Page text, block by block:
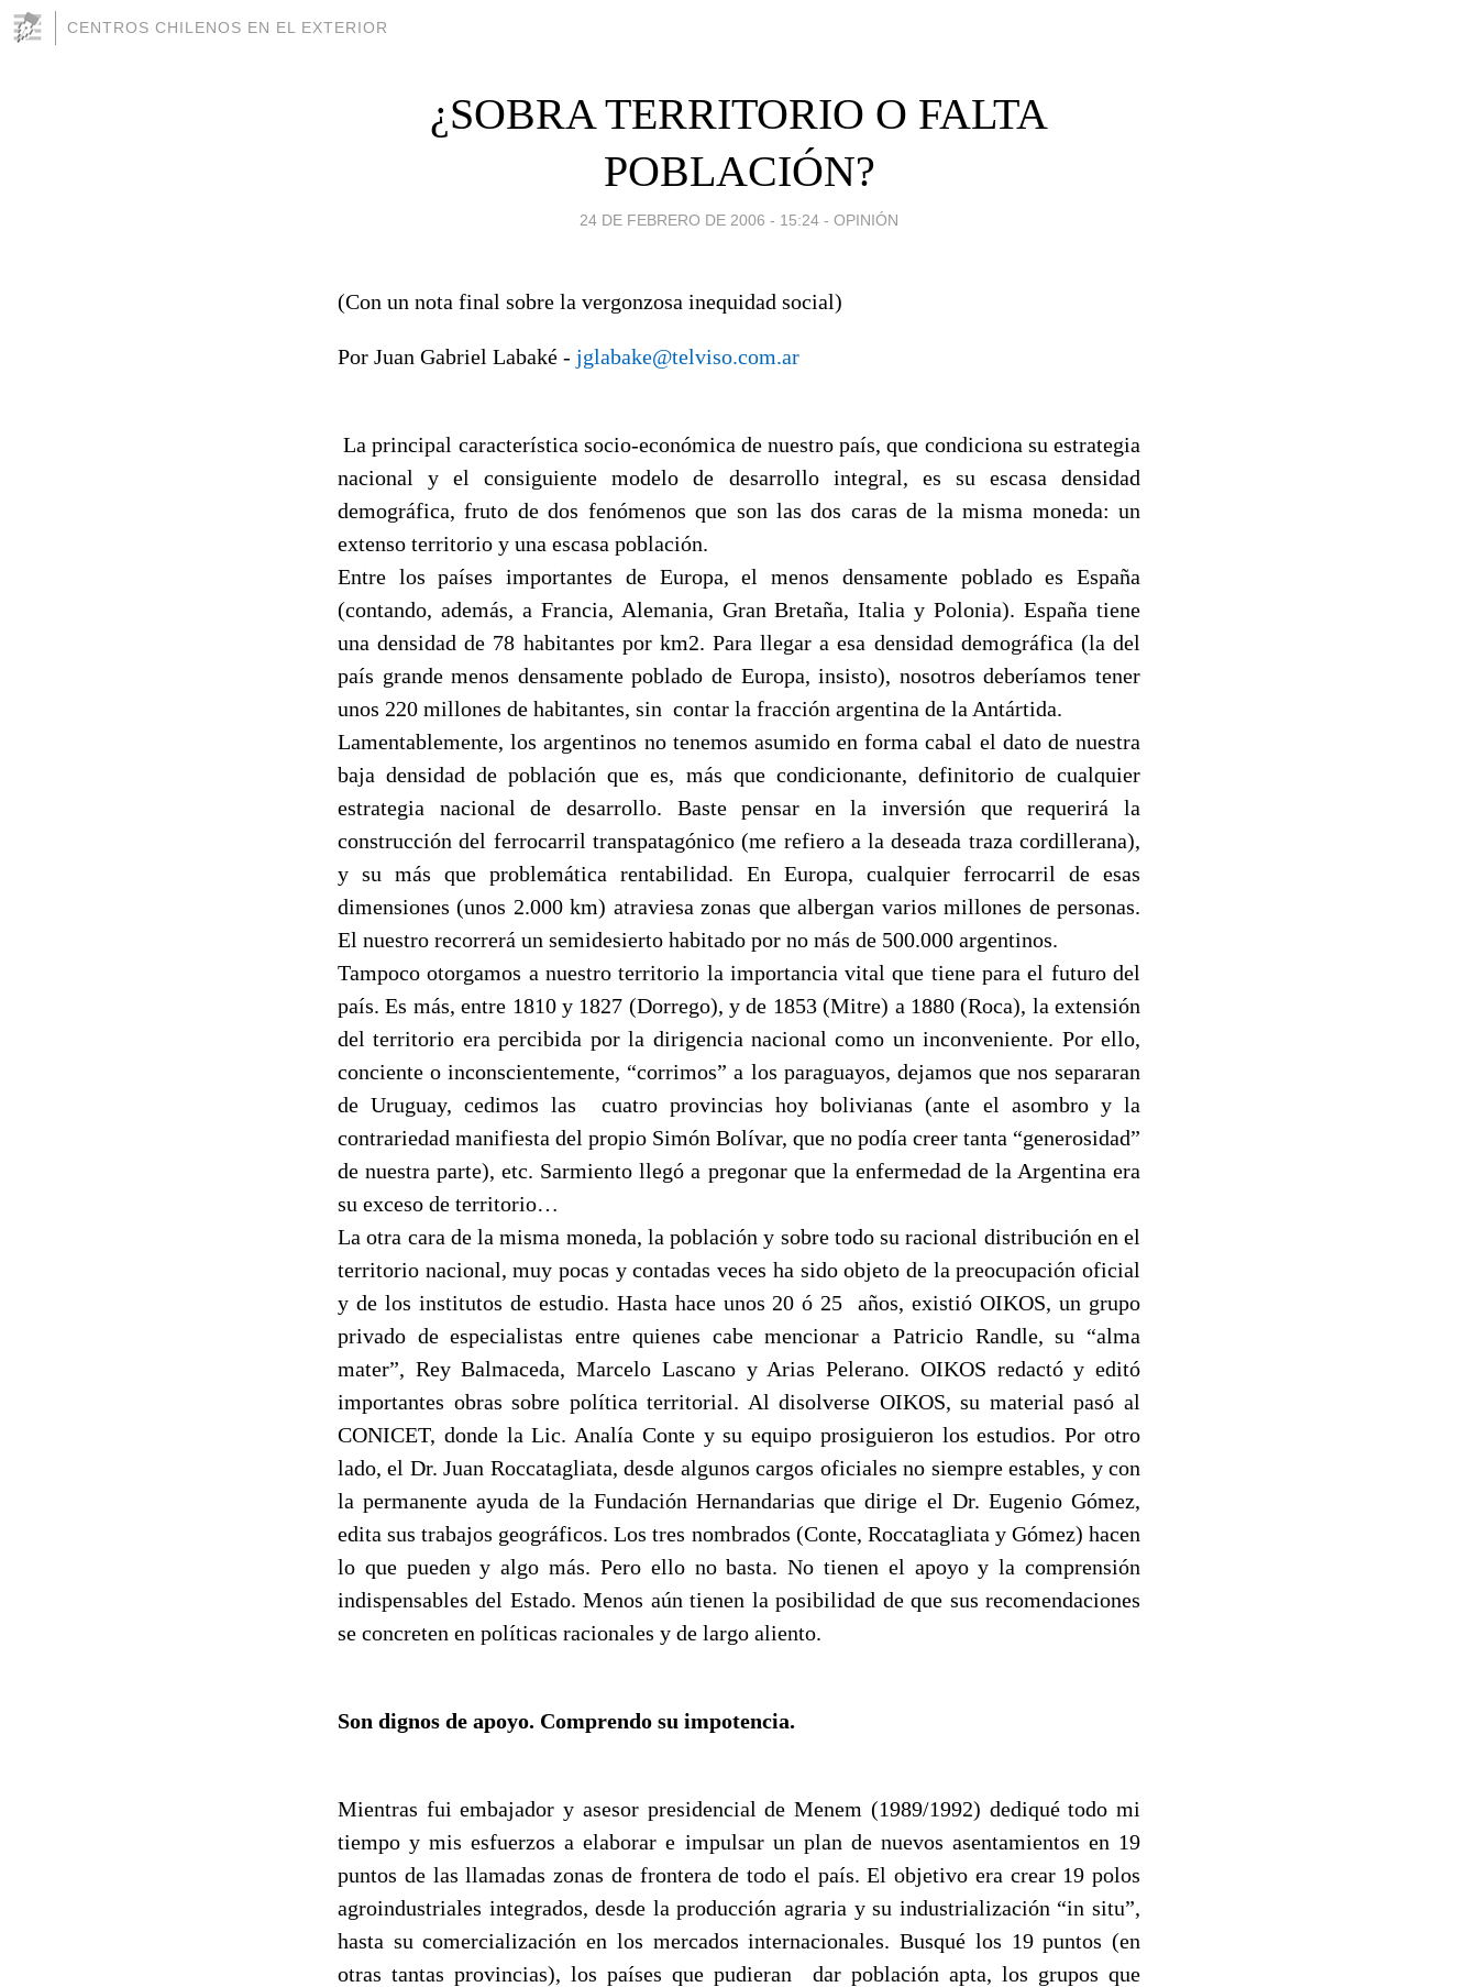
CENTROS CHILENOS EN EL EXTERIOR
¿SOBRA TERRITORIO O FALTA
POBLACIÓN?
24 DE FEBRERO DE 2006 - 15:24 - OPINIÓN
(Con un nota final sobre la vergonzosa inequidad social)
Por Juan Gabriel Labaké - jglabake@telviso.com.ar
La principal característica socio-económica de nuestro país, que condiciona su estrategia
nacional y el consiguiente modelo de desarrollo integral, es su escasa densidad
demográfica, fruto de dos fenómenos que son las dos caras de la misma moneda: un
extenso territorio y una escasa población.
Entre los países importantes de Europa, el menos densamente poblado es España
(contando, además, a Francia, Alemania, Gran Bretaña, Italia y Polonia). España tiene
una densidad de 78 habitantes por km2. Para llegar a esa densidad demográfica (la del
país grande menos densamente poblado de Europa, insisto), nosotros deberíamos tener
unos 220 millones de habitantes, sin contar la fracción argentina de la Antártida.
Lamentablemente, los argentinos no tenemos asumido en forma cabal el dato de nuestra
baja densidad de población que es, más que condicionante, definitorio de cualquier
estrategia nacional de desarrollo. Baste pensar en la inversión que requerirá la
construcción del ferrocarril transpatagónico (me refiero a la deseada traza cordillerana),
y su más que problemática rentabilidad. En Europa, cualquier ferrocarril de esas
dimensiones (unos 2.000 km) atraviesa zonas que albergan varios millones de personas.
El nuestro recorrerá un semidesierto habitado por no más de 500.000 argentinos.
Tampoco otorgamos a nuestro territorio la importancia vital que tiene para el futuro del
país. Es más, entre 1810 y 1827 (Dorrego), y de 1853 (Mitre) a 1880 (Roca), la extensión
del territorio era percibida por la dirigencia nacional como un inconveniente. Por ello,
conciente o inconscientemente, “corrimos” a los paraguayos, dejamos que nos separaran
de Uruguay, cedimos las
cuatro provincias hoy bolivianas (ante el asombro y la
contrariedad manifiesta del propio Simón Bolívar, que no podía creer tanta “generosidad”
de nuestra parte), etc. Sarmiento llegó a pregonar que la enfermedad de la Argentina era
su exceso de territorio…
La otra cara de la misma moneda, la población y sobre todo su racional distribución en el
territorio nacional, muy pocas y contadas veces ha sido objeto de la preocupación oficial
y de los institutos de estudio. Hasta hace unos 20 ó 25
años, existió OIKOS, un grupo
privado de especialistas entre quienes cabe mencionar a Patricio Randle, su “alma
mater”, Rey Balmaceda, Marcelo Lascano y Arias Pelerano. OIKOS redactó y editó
importantes obras sobre política territorial. Al disolverse OIKOS, su material pasó al
CONICET, donde la Lic. Analía Conte y su equipo prosiguieron los estudios. Por otro
lado, el Dr. Juan Roccatagliata, desde algunos cargos oficiales no siempre estables, y con
la permanente ayuda de la Fundación Hernandarias que dirige el Dr. Eugenio Gómez,
edita sus trabajos geográficos. Los tres nombrados (Conte, Roccatagliata y Gómez) hacen
lo que pueden y algo más. Pero ello no basta. No tienen el apoyo y la comprensión
indispensables del Estado. Menos aún tienen la posibilidad de que sus recomendaciones
se concreten en políticas racionales y de largo aliento.
Son dignos de apoyo. Comprendo su impotencia.
Mientras fui embajador y asesor presidencial de Menem (1989/1992) dediqué todo mi
tiempo y mis esfuerzos a elaborar e impulsar un plan de nuevos asentamientos en 19
puntos de las llamadas zonas de frontera de todo el país. El objetivo era crear 19 polos
agroindustriales integrados, desde la producción agraria y su industrialización “in situ”,
hasta su comercialización en los mercados internacionales. Busqué los 19 puntos (en
otras tantas provincias), los países que pudieran
dar población apta, los grupos que